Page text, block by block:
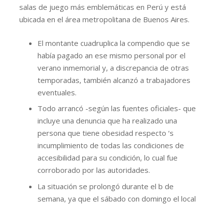
salas de juego más emblemáticas en Perú y está
ubicada en el área metropolitana de Buenos Aires.
El montante cuadruplica la compendio que se
había pagado an ese mismo personal por el
verano inmemorial y, a discrepancia de otras
temporadas, también alcanzó a trabajadores
eventuales.
Todo arrancó -según las fuentes oficiales- que
incluye una denuncia que ha realizado una
persona que tiene obesidad respecto ‘s
incumplimiento de todas las condiciones de
accesibilidad para su condición, lo cual fue
corroborado por las autoridades.
La situación se prolongó durante el b de
semana, ya que el sábado con domingo el local